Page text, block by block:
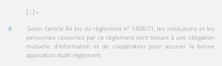
[...] »
6Selon l’article 84 bis du règlement no1408/71, les institutions et les
personnes couvertes par ce règlement sont tenues à une obligation
mutuelle d’information et de coopération pour assurer la bonne
application dudit règlement.